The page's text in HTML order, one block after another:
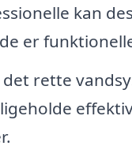
kan
er
det rette